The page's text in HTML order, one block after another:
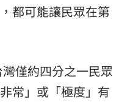
都可能讓民眾在第
僅約四分之一民眾
常」或「極度」有